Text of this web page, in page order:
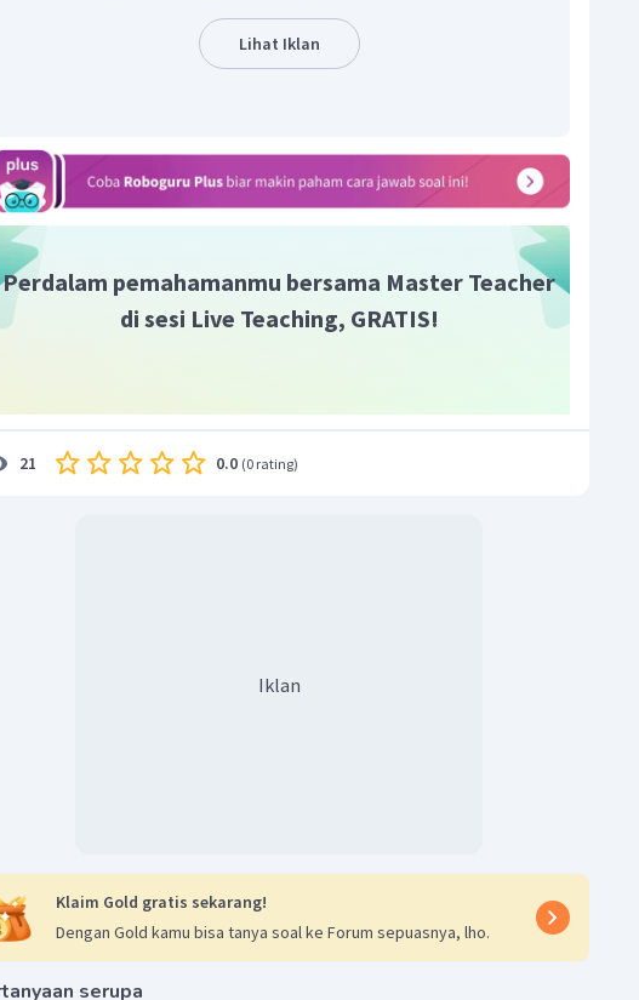
berukuran besar. Namun, tidak semua poster dapat disebut iklan.
Hal ini disebabkan iklan dapat dipublikasikan di berbagai media,
Gambar di atas termasuk ke dalam iklan, tepatnya iklan
niaga,
karena pada gambar tersebut menyajikan suatu produk
yang diiklankan yaitu produk susu.
Dengan demikian, dapat disimpulkan bahwa gambar tersebut
diidentifikasikan sebagai iklan.
Lihat Iklan
Perdalam pemahamanmu bersama Master Teacher
di sesi Live Teaching, GRATIS!
21 0.0 (0 rating)
Iklan
Klaim Gold gratis sekarang!
Dengan Gold kamu bisa tanya soal ke Forum sepuasnya, lho.
serupa